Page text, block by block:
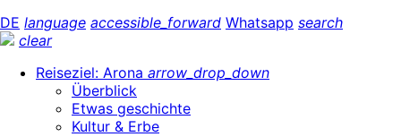
DE language accessible_forward Whatsapp search
clear
Reiseziel: Arona arrow_drop_down
Überblick
Etwas geschichte
Kultur & Erbe